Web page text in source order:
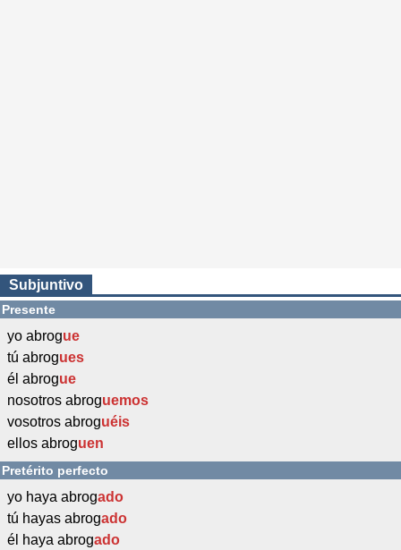
Subjuntivo
Presente
yo abrogue
tú abrogues
él abrogue
nosotros abroguemos
vosotros abroguéis
ellos abroguen
Pretérito perfecto
yo haya abrogado
tú hayas abrogado
él haya abrogado